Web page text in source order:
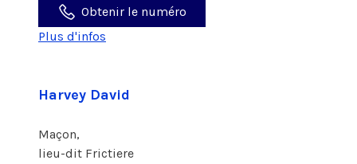
Obtenir le numéro
Plus d'infos
Harvey David
Maçon,
lieu-dit Frictiere